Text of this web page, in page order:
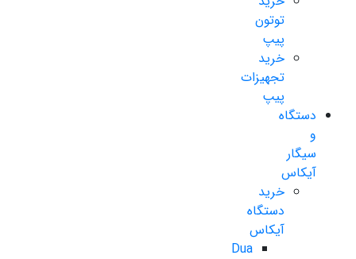
توتون
پیپ
خرید
تجهیزات
پیپ
دستگاه
و
سیگار
آیکاس
خرید
دستگاه
آیکاس
Dua